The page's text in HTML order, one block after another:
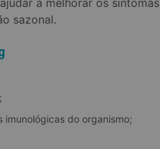
a melhorar os sintomas
sazonal.
do organismo;